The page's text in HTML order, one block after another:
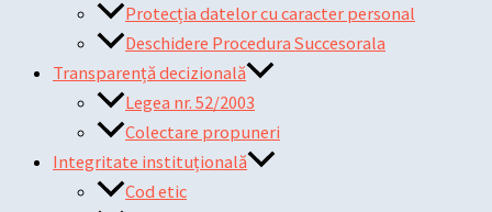
Protecția datelor cu caracter personal
Deschidere Procedura Succesorala
Transparență decizională
Legea nr. 52/2003
Colectare propuneri
Integritate instituțională
Cod etic